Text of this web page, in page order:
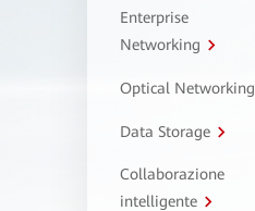
Enterprise
Networking
Optical Networking
Data Storage
Collaborazione
intelligente